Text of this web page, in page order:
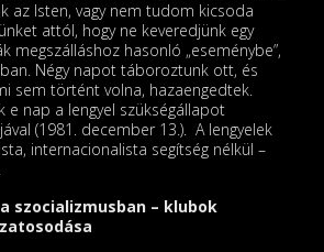
az Isten, vagy nem tudom kicsoda
attól, hogy ne keveredjünk egy
megszálláshoz hasonló „eseménybe”,
Négy napot táboroztunk ott, és
sem történt volna, hazaengedtek.
e nap a lengyel szükségállapot
(1981. december 13.). A lengyelek
internacionalista segítség nélkül –
szocializmusban – klubok